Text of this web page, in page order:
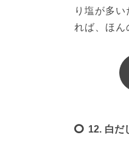
り塩が多
れば、ほん
12. 白だ